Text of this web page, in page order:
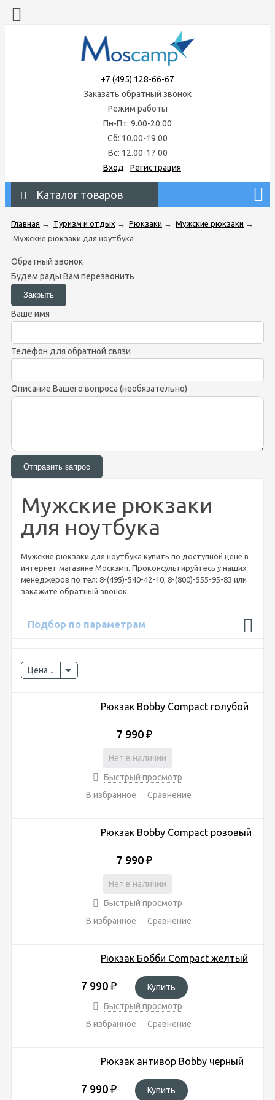
+7 (495) 128-66-67
Заказать обратный звонок
Режим работы
Пн-Пт: 9.00-20.00
Сб: 10.00-19.00
Вс: 12.00-17.00
Вход
Регистрация
Каталог товаров
Главная → Туризм и отдых → Рюкзаки → Мужские рюкзаки →
Мужские рюкзаки для ноутбука
Обратный звонок
Будем рады Вам перезвонить
Ваше имя
Телефон для обратной связи
Описание Вашего вопроса (необязательно)
Мужские рюкзаки
для ноутбука
Мужские рюкзаки для ноутбука купить по доступной цене в
интернет магазине Москэмп. Проконсультируйтесь у наших
менеджеров по тел: 8-(495)-540-42-10, 8-(800)-555-95-83 или
закажите обратный звонок.
Подбор по параметрам
Цена
Рюкзак Bobby Compact голубой
7 990 ₽
Нет в наличии
Быстрый просмотр
В избранное
Сравнение
Рюкзак Bobby Compact розовый
7 990 ₽
Нет в наличии
Быстрый просмотр
В избранное
Сравнение
Рюкзак Бобби Compact желтый
7 990 ₽
Купить
Быстрый просмотр
В избранное
Сравнение
Рюкзак антивор Bobby черный
7 990 ₽ Купить